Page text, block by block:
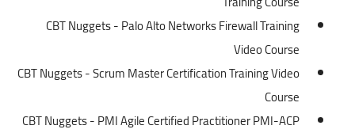
CBT Nuggets - Palo Alto Networks Firewall Training
Video Course
CBT Nuggets - Scrum Master Certification Training Video
Course
CBT Nuggets - PMI Agile Certified Practitioner PMI-ACP